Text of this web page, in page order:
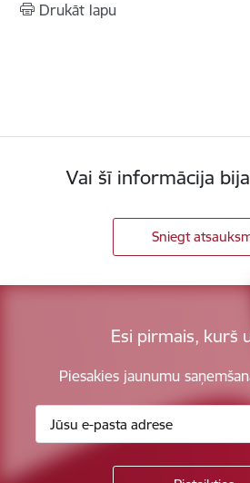
Drukāt lapu
Vai šī informācija
Sniegt
Esi pirmais, kurš
Piesakies jaunumu